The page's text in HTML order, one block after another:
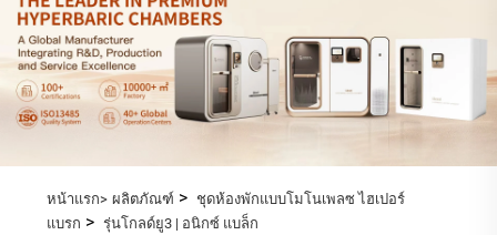
หน้าแรก> ผลิตภัณฑ์> ชุดห้องพักแบบโมโนเพลซ ไฮเปอร์
แบรก > รุ่นโกลด์ยู3 | อนิกซ์ แบล็ก